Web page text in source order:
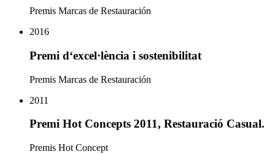
Premis Marcas de Restauración
2016
Premi d‘excel·lència i sostenibilitat
Premis Marcas de Restauración
2011
Premi Hot Concepts 2011, Restauració Casual.
Premis Hot Concept